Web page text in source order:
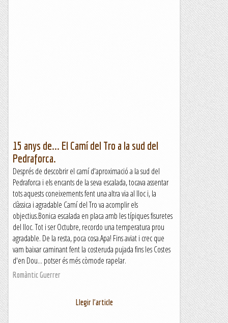
15 anys de... El Camí del Tro a la sud del
Pedraforca.
Després de descobrir el camí d'aproximació a la sud del
Pedraforca i els encants de la seva escalada, tocava assentar
tots aquests coneixements fent una altra via al lloc i, la
clàssica i agradable Camí del Tro va acomplir els
objectius.Bonica escalada en placa amb les típiques fisuretes
del lloc. Tot i ser Octubre, recordo una temperatura prou
agradable. De la resta, poca cosa.Apa! Fins aviat i crec que
vam baixar caminant fent la costeruda pujada fins les Costes
d'en Dou... potser és més còmode rapelar.
Romàntic Guerrer
Llegir l'article